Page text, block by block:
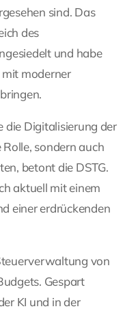
sind. Das
des
und habe
moderner
die Digitalisierung der
sondern auch
betont die DSTG.
aktuell mit einem
einer erdrückenden
von
Gespart
KI und in der